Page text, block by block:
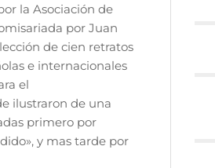
la Asociación de
por Juan
de cien retratos
e internacionales
el
ilustraron de una
primero por
y mas tarde por